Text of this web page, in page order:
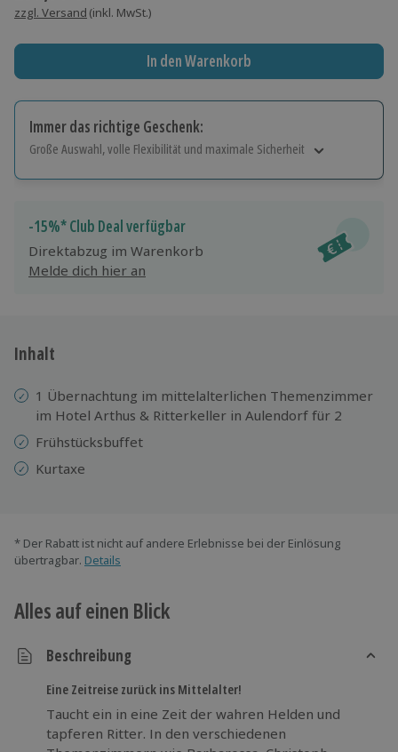
zzgl. Versand (inkl. MwSt.)
In den Warenkorb
Immer das richtige Geschenk:
Große Auswahl, volle Flexibilität und maximale Sicherheit
Jeder Gutschein für alle Erlebnisse einlösbar.
Maximale Sicherheit
10 Jahre gültig & verlängerbar.
-15%* Club Deal verfügbar
Direktabzug im Warenkorb
Melde dich hier an
Inhalt
1 Übernachtung im mittelalterlichen Themenzimmer
im Hotel Arthus & Ritterkeller in Aulendorf für 2
Frühstücksbuffet
Kurtaxe
* Der Rabatt ist nicht auf andere Erlebnisse bei der Einlösung
übertragbar. Details
Alles auf einen Blick
Beschreibung
Eine Zeitreise zurück ins Mittelalter!
Taucht ein in eine Zeit der wahren Helden und
tapferen Ritter. In den verschiedenen